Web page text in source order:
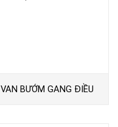
VAN BƯỚM GANG ĐIỀU